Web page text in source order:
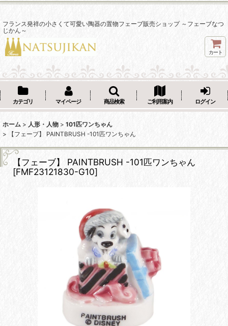
フランス発祥の小さくて可愛い陶器の置物フェーブ販売ショップ ～フェーブなつ
じかん～
カート
カテゴリ マイページ 商品検索 ご利用案内 ログイン
ホーム > 人形・人物 > 101匹ワンちゃん
>
【フェーブ】 PAINTBRUSH -101匹ワンちゃん
【フェーブ】 PAINTBRUSH -101匹ワンちゃん
[FMF23121830-G10]